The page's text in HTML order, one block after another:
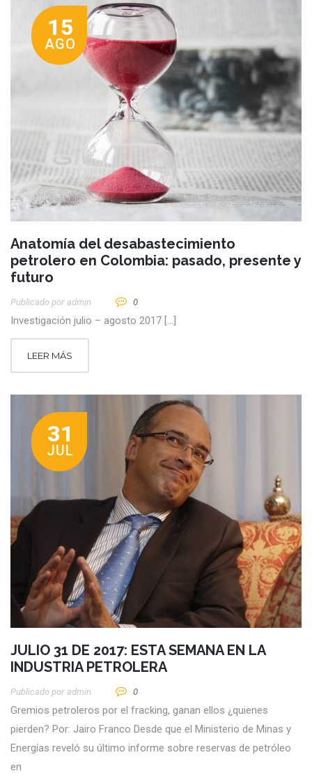
15
AGO
Anatomía del desabastecimiento
petrolero en Colombia: pasado, presente y
futuro
Publicado por Admin 0
Investigación julio – agosto 2017 […]
LEER MÁS
31
JUL
JULIO 31 DE 2017: ESTA SEMANA EN LA
INDUSTRIA PETROLERA
Publicado por Admin 0
Gremios petroleros por el fracking, ganan ellos ¿quienes
pierden? Por: Jairo Franco Desde que el Ministerio de Minas y
Energías reveló su último informe sobre reservas de petróleo
en